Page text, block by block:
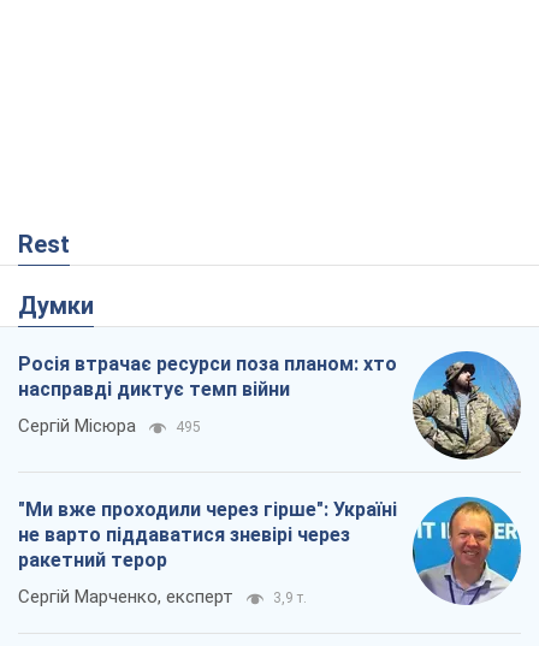
Rest
Думки
Росія втрачає ресурси поза планом: хто
насправді диктує темп війни
Сергій Місюра 495
"Ми вже проходили через гірше": Україні
не варто піддаватися зневірі через
ракетний терор
Сергій Марченко, експерт 3,9 т.